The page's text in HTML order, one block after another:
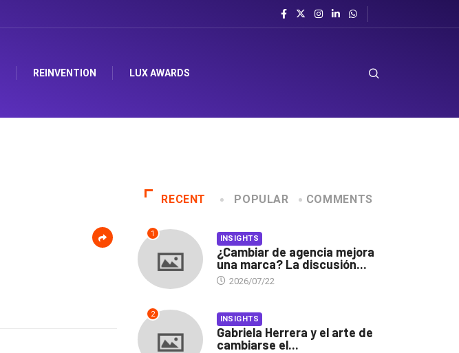
REINVENTION LUX AWARDS
RECENT POPULAR COMMENTS
1 INSIGHTS
¿Cambiar de agencia mejora
una marca? La discusión...
2026/07/22
2 INSIGHTS
Gabriela Herrera y el arte de
cambiarse el...